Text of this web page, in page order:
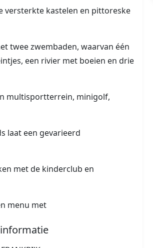
versterkte kastelen en pittoreske
twee zwembaden, waarvan één
een rivier met boeien en drie
multisportterrein, minigolf,
laat een gevarieerd
met de kinderclub en
menu met